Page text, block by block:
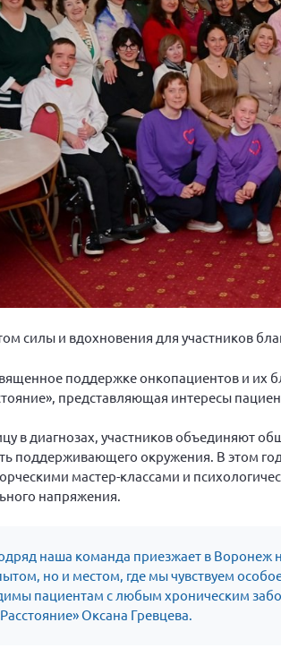
силы и вдохновения для участников
поддержке онкопациентов и их
представляющая интересы
в диагнозах, участников объединяют
поддерживающего окружения. В этом
мастер-классами и
напряжения.
наша команда приезжает в Воронеж
но и местом, где мы чувствуем
пациентам с любым хроническим
Оксана Гревцева.